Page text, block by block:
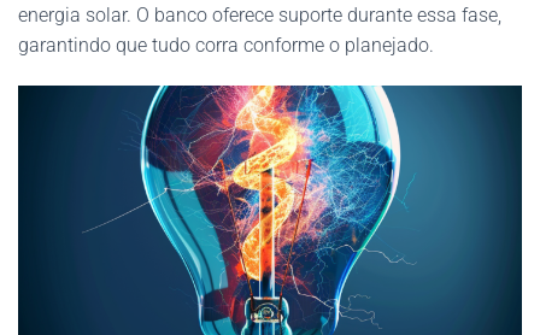
energia solar. O banco oferece suporte durante essa fase,
garantindo que tudo corra conforme o planejado.